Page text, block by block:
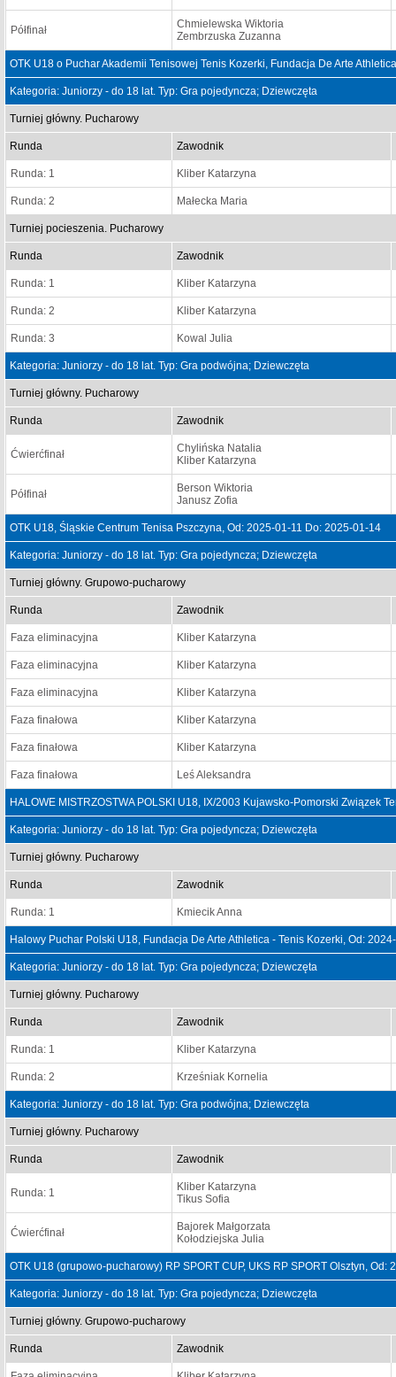
Półfinał
Chmielewska Wiktoria
Zembrzuska Zuzanna
OTK U18 o Puchar Akademii Tenisowej Tenis Kozerki, Fundacja De Arte
Kategoria: Juniorzy - do 18 lat. Typ: Gra pojedyncza; Dziewczęta
Turniej główny. Pucharowy
Runda Zawodnik
Runda: 1 Kliber Katarzyna
Runda: 2 Małecka Maria
Turniej pocieszenia. Pucharowy
Runda Zawodnik
Runda: 1 Kliber Katarzyna
Runda: 2 Kliber Katarzyna
Runda: 3 Kowal Julia
Kategoria: Juniorzy - do 18 lat. Typ: Gra podwójna; Dziewczęta
Turniej główny. Pucharowy
Runda Zawodnik
Ćwierćfinał
Chylińska Natalia
Kliber Katarzyna
Półfinał
Berson Wiktoria
Janusz Zofia
OTK U18, Śląskie Centrum Tenisa Pszczyna, Od: 2025-01-11 Do: 2025-01-14
Kategoria: Juniorzy - do 18 lat. Typ: Gra pojedyncza; Dziewczęta
Turniej główny. Grupowo-pucharowy
Runda Zawodnik
Faza eliminacyjna Kliber Katarzyna
Faza eliminacyjna Kliber Katarzyna
Faza eliminacyjna Kliber Katarzyna
Faza finałowa Kliber Katarzyna
Faza finałowa Kliber Katarzyna
Faza finałowa Leś Aleksandra
HALOWE MISTRZOSTWA POLSKI U18, IX/2003 Kujawsko-Pomorski Związek
Kategoria: Juniorzy - do 18 lat. Typ: Gra pojedyncza; Dziewczęta
Turniej główny. Pucharowy
Runda Zawodnik
Runda: 1 Kmiecik Anna
Halowy Puchar Polski U18, Fundacja De Arte Athletica - Tenis Kozerki, Od:
Kategoria: Juniorzy - do 18 lat. Typ: Gra pojedyncza; Dziewczęta
Turniej główny. Pucharowy
Runda Zawodnik
Runda: 1 Kliber Katarzyna
Runda: 2 Krześniak Kornelia
Kategoria: Juniorzy - do 18 lat. Typ: Gra podwójna; Dziewczęta
Turniej główny. Pucharowy
Runda Zawodnik
Runda: 1
Kliber Katarzyna
Tikus Sofia
Ćwierćfinał
Bajorek Małgorzata
Kołodziejska Julia
OTK U18 (grupowo-pucharowy) RP SPORT CUP, UKS RP SPORT Olsztyn, Od:
Kategoria: Juniorzy - do 18 lat. Typ: Gra pojedyncza; Dziewczęta
Turniej główny. Grupowo-pucharowy
Runda Zawodnik